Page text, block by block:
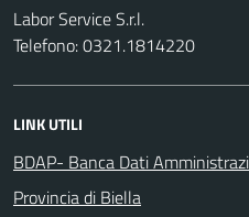
Labor Service S.r.l.
Telefono: 0321.1814220
LINK UTILI
BDAP- Banca Dati
Provincia di Biella